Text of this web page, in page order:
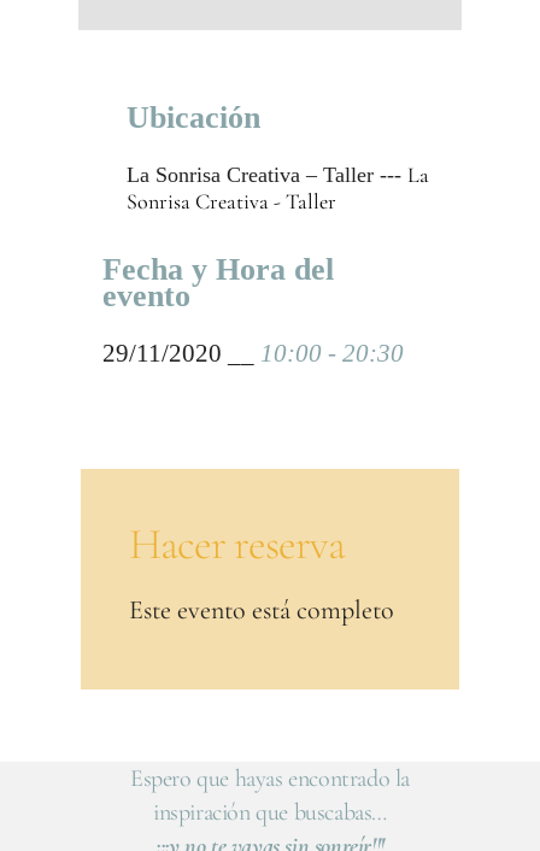
Ubicación
La Sonrisa Creativa – Taller --- La
Sonrisa Creativa - Taller
Fecha y Hora del
evento
29/11/2020 __ 10:00 - 20:30
Hacer reserva
Este evento está completo
Espero que hayas encontrado la
inspiración que buscabas…